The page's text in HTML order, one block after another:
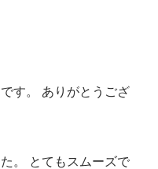
す。 ありがとうござ
。 とてもスムーズで